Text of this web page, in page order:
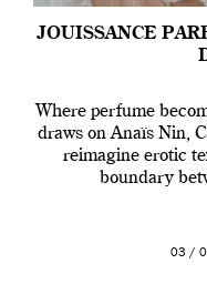
JOUISSANCE
Where perfume
draws on Anaïs Nin,
reimagine erotic
boundary
03 /